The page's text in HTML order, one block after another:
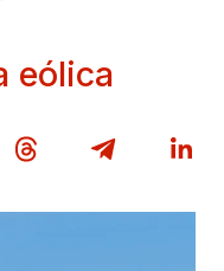
eólica